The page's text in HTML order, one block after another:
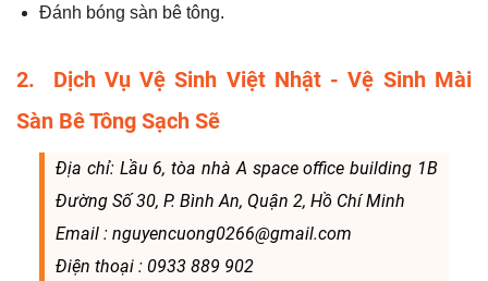
Đánh bóng sàn bê tông.
2. Dịch Vụ Vệ Sinh Việt Nhật - Vệ Sinh Mài
Sàn Bê Tông Sạch Sẽ
Địa chỉ: Lầu 6, tòa nhà A space office building 1B
Đường Số 30, P. Bình An, Quận 2, Hồ Chí Minh
Email : nguyencuong0266@gmail.com
Điện thoại : 0933 889 902